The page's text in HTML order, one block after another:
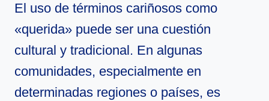
El uso de términos cariñosos como
«querida» puede ser una cuestión
cultural y tradicional. En algunas
comunidades, especialmente en
determinadas regiones o países, es